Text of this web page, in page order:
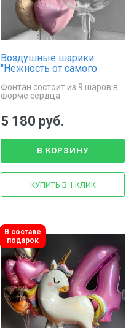
Воздушные шарики
"Нежность от самого
Фонтан состоит из 9 шаров в
форме сердца.
5 180 руб.
В КОРЗИНУ
КУПИТЬ В 1 КЛИК
В составе
подарок